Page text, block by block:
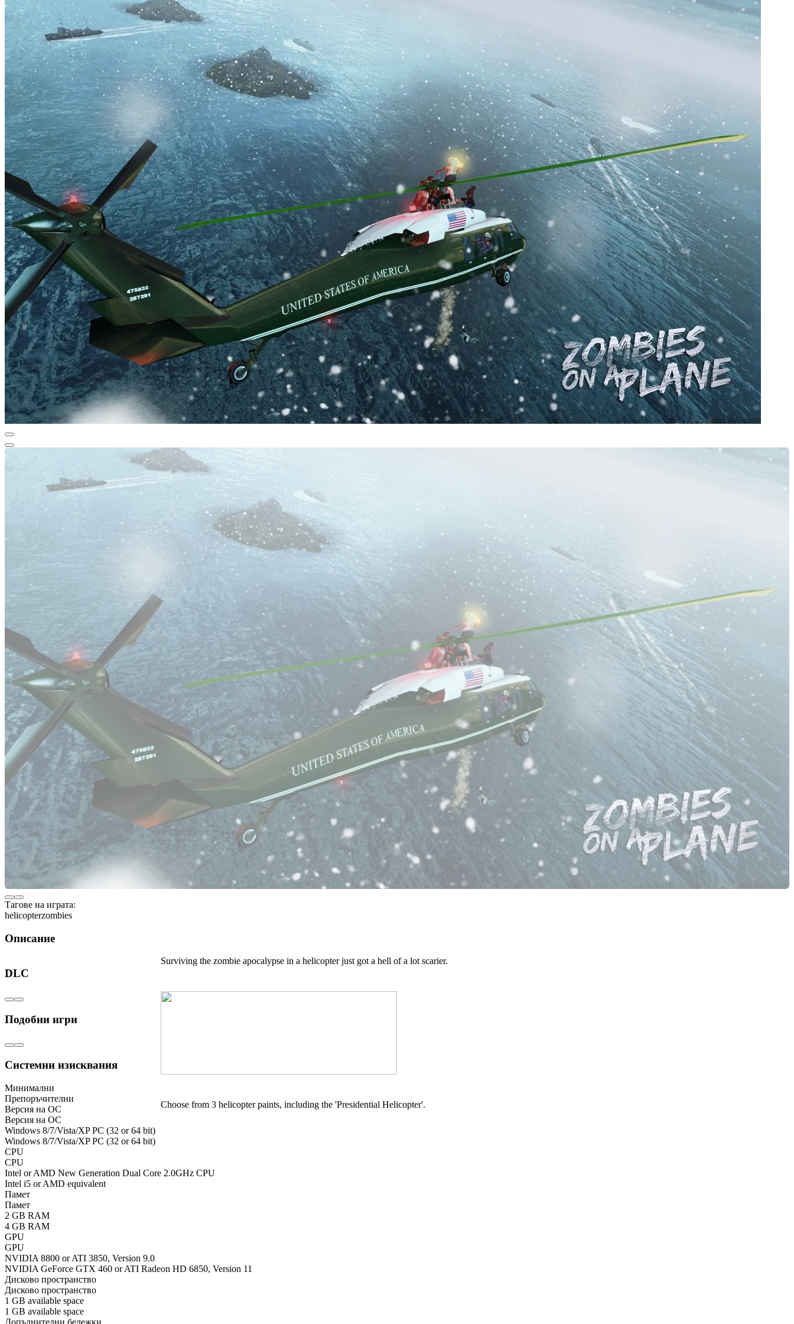
Тагове на играта:
helicopterzombies
Описание
Surviving the zombie apocalypse in a helicopter just got a hell of a lot scarier.
Choose from 3 helicopter paints, including the 'Presidential Helicopter'.
DLC
Подобни игри
Системни изисквания
Минимални
Препоръчителни
Версия на ОС
Версия на ОС
Windows 8/7/Vista/XP PC (32 or 64 bit)
Windows 8/7/Vista/XP PC (32 or 64 bit)
CPU
CPU
Intel or AMD New Generation Dual Core 2.0GHz CPU
Intel i5 or AMD equivalent
Памет
Памет
2 GB RAM
4 GB RAM
GPU
GPU
NVIDIA 8800 or ATI 3850, Version 9.0
NVIDIA GeForce GTX 460 or ATI Radeon HD 6850, Version 11
Дисково пространство
Дисково пространство
1 GB available space
1 GB available space
Допълнителни бележки